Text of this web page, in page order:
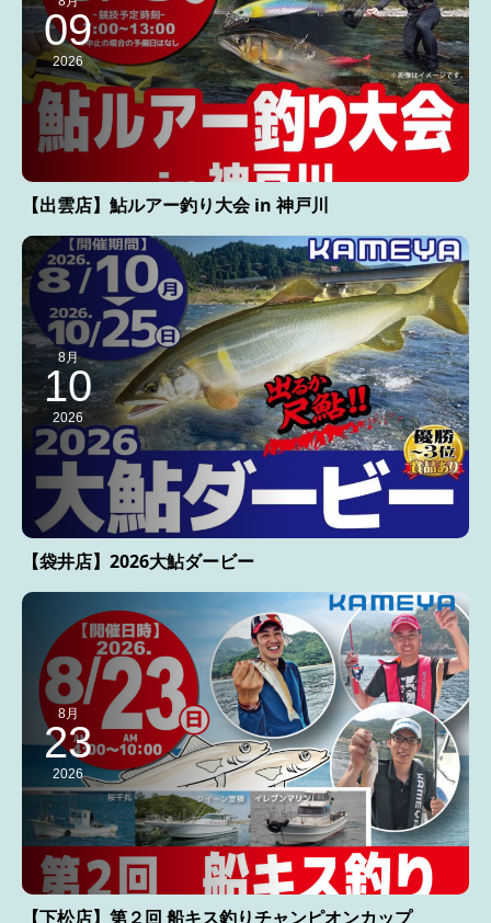
09
2026
【出雲店】鮎ルアー釣り大会 in 神戸川
8月
10
2026
【袋井店】2026大鮎ダービー
8月
23
2026
【下松店】第２回 船キス釣りチャンピオンカップ